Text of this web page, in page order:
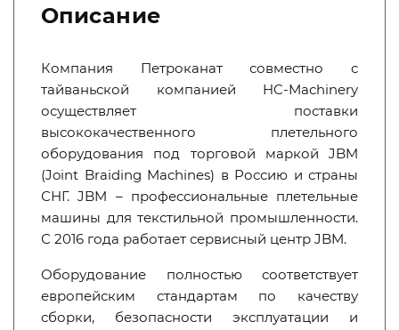
Описание
Компания Петроканат совместно с
тайваньской компанией HC-Machinery
осуществляет поставки
высококачественного плетельного
оборудования под торговой маркой JBM
(Joint Braiding Machines) в Россию и страны
СНГ. JBM – профессиональные плетельные
машины для текстильной промышленности.
С 2016 года работает сервисный центр JBM.
Оборудование полностью соответствует
европейским стандартам по качеству
сборки, безопасности эксплуатации и